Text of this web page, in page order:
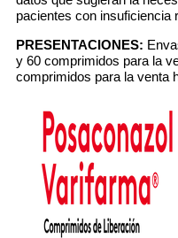
pacientes con insuficiencia
PRESENTACIONES:
y 60 comprimidos para la
comprimidos para la venta